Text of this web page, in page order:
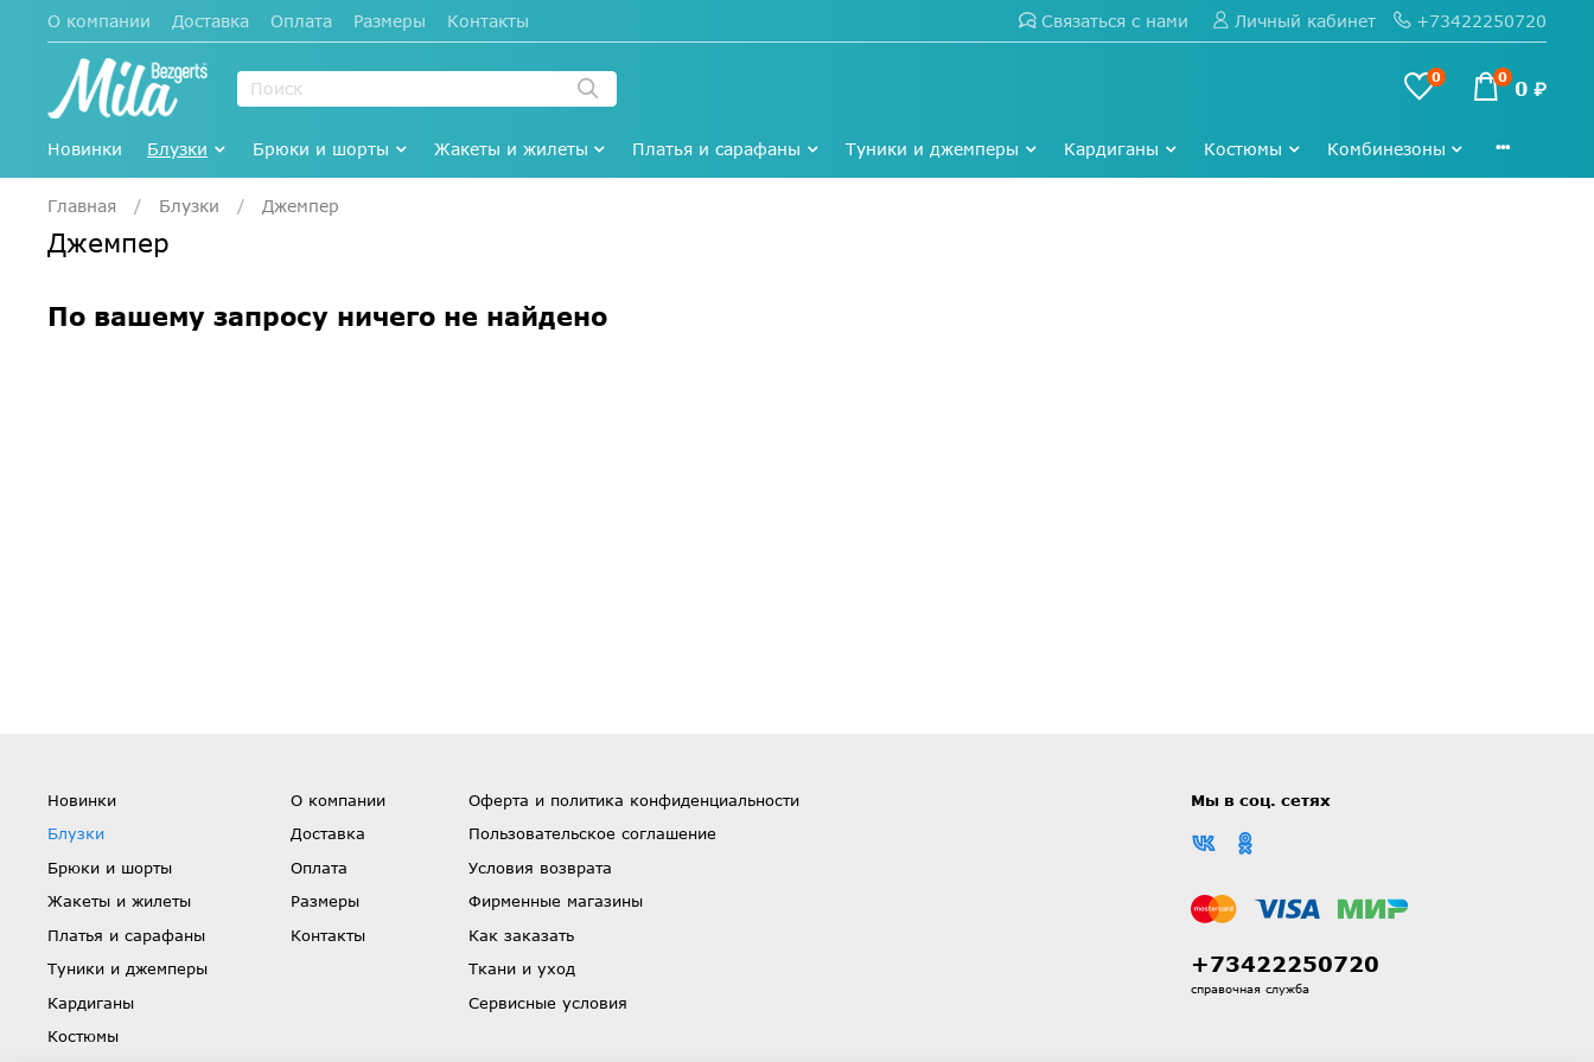
О компании Доставка Оплата Размеры Контакты Связаться с нами Личный кабинет +73422250720
0 0 0 ₽
Новинки Блузки Брюки и шорты Жакеты и жилеты Платья и сарафаны Туники и джемперы Кардиганы Костюмы Комбинезоны
Главная Блузки Джемпер
Джемпер
По вашему запросу ничего не найдено
Новинки
Блузки
Брюки и шорты
Жакеты и жилеты
Платья и сарафаны
Туники и джемперы
Кардиганы
Костюмы
О компании
Доставка
Оплата
Размеры
Контакты
Оферта и политика конфиденциальности
Пользовательское соглашение
Условия возврата
Фирменные магазины
Как заказать
Ткани и уход
Сервисные условия
Мы в соц. сетях
+73422250720
справочная служба